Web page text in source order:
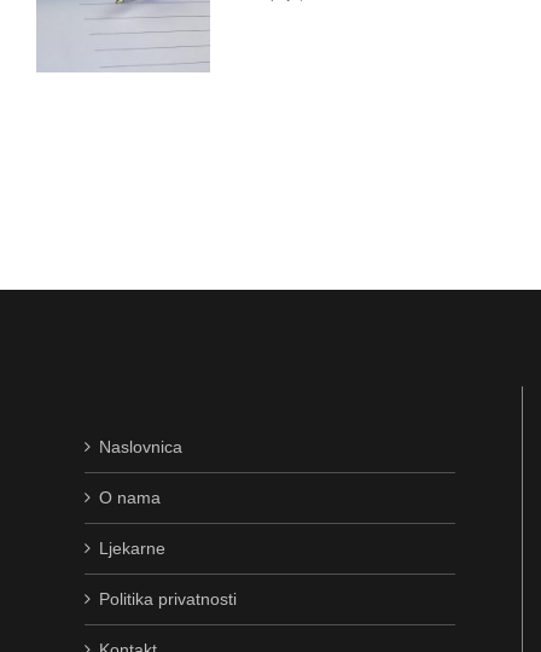
Naslovnica
O nama
Ljekarne
Politika privatnosti